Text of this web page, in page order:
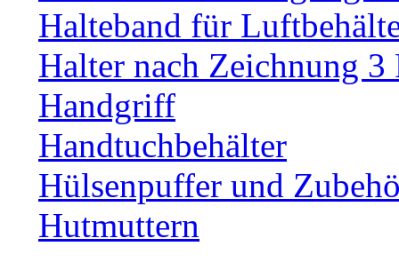
Halteband für
Halter nach Zeichnung
Handgriff
Handtuchbehälter
Hülsenpuffer und
Hutmuttern